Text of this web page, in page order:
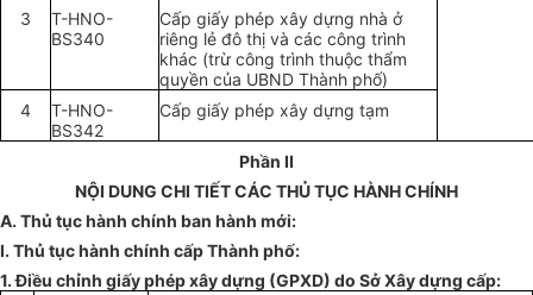
3
T-HNO-
BS340
Cấp giấy phép xây dựng nhà ở
riêng lẻ đô thị và các công trình
khác (trừ công trình thuộc thẩm
quyền của UBND Thành phố)
4
T-HNO-
BS342
Cấp giấy phép xây dựng tạm
Phần II
NỘI DUNG CHI TIẾT CÁC THỦ TỤC HÀNH CHÍNH
A. Thủ tục hành chính ban hành mới:
I. Thủ tục hành chính cấp Thành phố:
1. Điều chỉnh giấy phépxây dựng (GPXD) do SởXây dựng cấp: